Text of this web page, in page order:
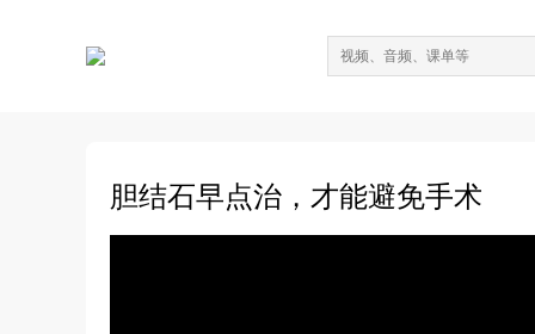
胆结石早点治，才能避免手术